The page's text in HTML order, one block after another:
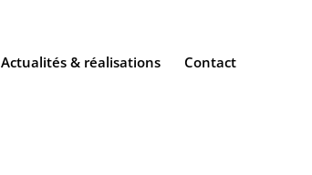
Actualités & réalisations Contact